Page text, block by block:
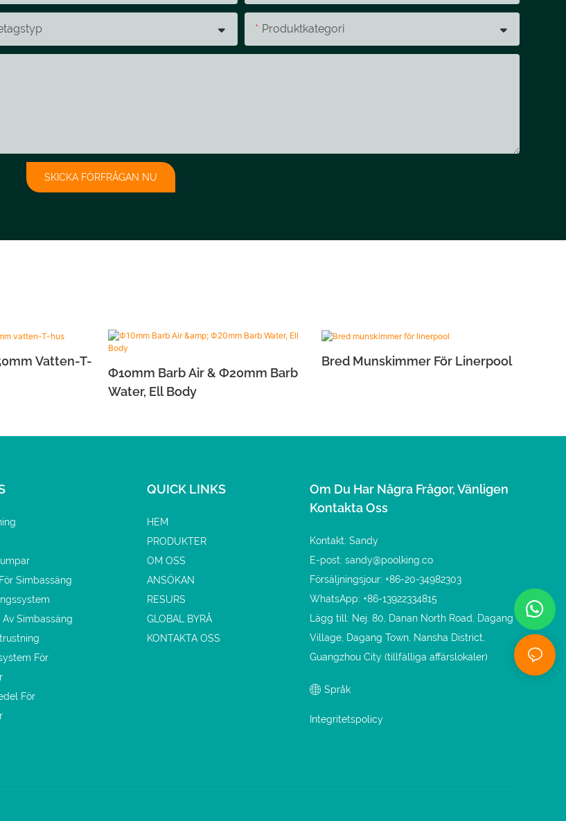
Produktkategori
SKICKA FÖRFRÅGAN NU
Vatten-T-
Ф10mm Barb Air & Ф20mm Barb
Water, Ell Body
Bred Munskimmer För Linerpool
Simbassäng
Simbassäng
För
För
QUICK LINKS
HEM
PRODUKTER
OM OSS
ANSÖKAN
RESURS
GLOBAL BYRÅ
KONTAKTA OSS
Om Du Har Några Frågor, Vänligen
Kontakta Oss
Kontakt: Sandy
E-post:sandy@poolking.co
Försäljningsjour: +86-20-34982303
WhatsApp: +86-13922334815
Lägg till: Nej. 80, Danan North Road, Dagang
Village, Dagang Town, Nansha District,
Guangzhou City (tillfälliga affärslokaler)
Språk
Integritetspolicy